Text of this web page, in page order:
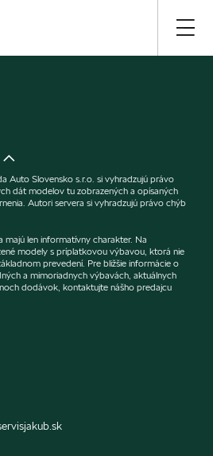
Auto Slovensko s.r.o. si vyhradzujú právo
dát modelov tu zobrazených a opísaných
Autori servera si vyhradzujú právo chýb
majú len informatívny charakter. Na
modely s príplatkovou výbavou, ktorá nie
prevedení. Pre bližšie informácie o
a mimoriadnych výbavách, aktuálnych
dodávok, kontaktujte nášho predajcu